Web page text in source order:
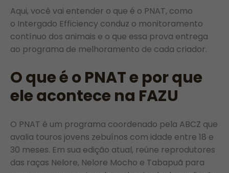
Aqui, você vai entender o que é o PNAT, como
o Intergado Efficiency conduz o monitoramento
contínuo dos animais e o que essa prova entrega
ao programa de melhoramento de cada criador.
O que é o PNAT e por que
ele acontece na FAZU
O PNAT é um programa coordenado pela ABCZ que
avalia touros jovens zebuínos com idade entre 18 e
30 meses. Em sua edição atual, reúne reprodutores
das raças Nelore, Nelore Mocho e Tabapuã para